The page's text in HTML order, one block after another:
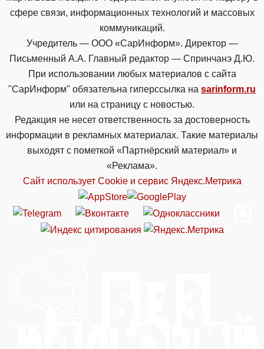
сфере связи, информационных технологий и массовых
коммуникаций.
Учредитель — ООО «СарИнформ». Директор —
Письменный А.А. Главный редактор — Спринчанэ Д.Ю.
При использовании любых материалов с сайта
"СарИнформ" обязательна гиперссылка на sarinform.ru
или на страницу с новостью.
Редакция не несет ответственность за достоверность
информации в рекламных материалах. Такие материалы
выходят с пометкой «Партнёрский материал» и
«Реклама».
Сайт использует Cookie и сервиc Яндекс.Метрика